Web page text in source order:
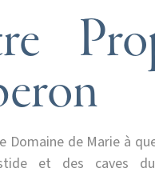
Domaine de Marie à
et des caves